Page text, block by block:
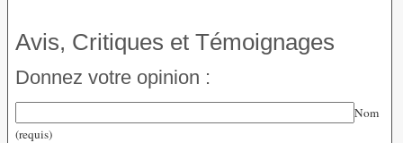
Avis, Critiques et Témoignages
Donnez votre opinion :
Nom
(requis)